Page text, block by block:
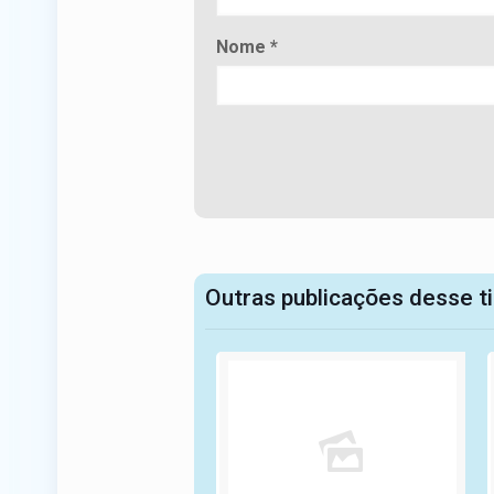
Nome *
Outras publicações desse